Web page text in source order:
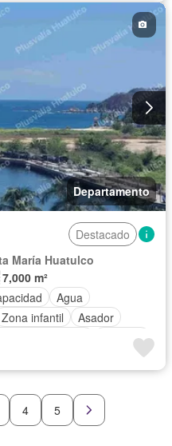
Electricidad
Jacuzzi
Jardín
Seguridad
Departamento
Destacado
María Huatulco
7,000 m²
Agua
Zona infantil
Asador
Cisterna
Gimnasio
Televisión por cable
verdes
Jardín
4 5